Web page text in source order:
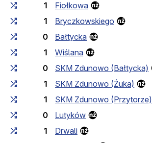
1
Fiołkowa
1
Bryczkowskiego
0
Bałtycka
1
Wiślana
0
SKM Zdunowo (Bałtycka)
1
SKM Zdunowo (Żuka)
1
SKM Zdunowo (Przytorze)
0
Lutyków
1
Drwali